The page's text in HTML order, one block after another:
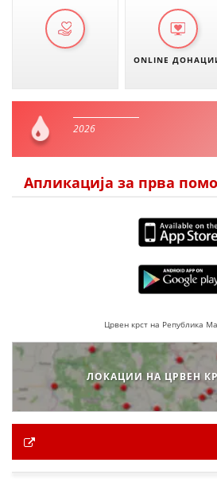
ONLINE
2026
Апликација за прва
Црвен крст на Република
ЛОКАЦИИ НА ЦРВЕН